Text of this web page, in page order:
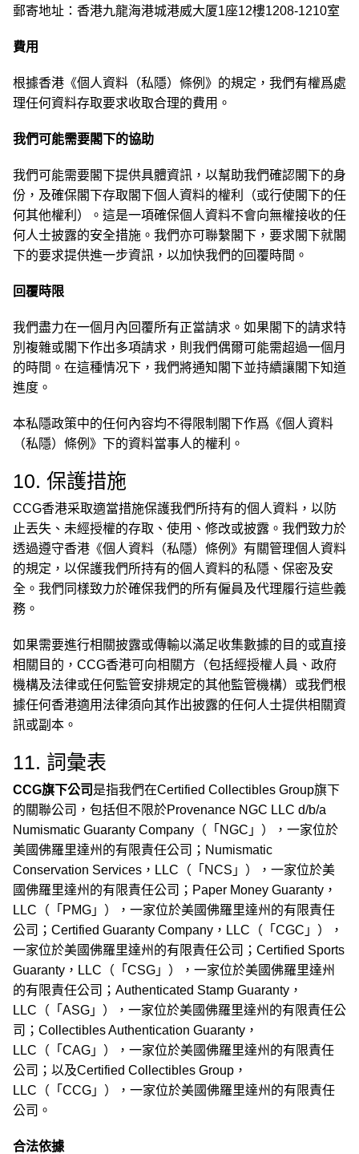
郵寄地址：香港九龍海港城港威大厦1座12樓1208-1210室
費用
根據香港《個人資料（私隱）條例》的規定，我們有權爲處
理任何資料存取要求收取合理的費用。
我們可能需要閣下的協助
我們可能需要閣下提供具體資訊，以幫助我們確認閣下的身
份，及確保閣下存取閣下個人資料的權利（或行使閣下的任
何其他權利）。這是一項確保個人資料不會向無權接收的任
何人士披露的安全措施。我們亦可聯繫閣下，要求閣下就閣
下的要求提供進一步資訊，以加快我們的回覆時間。
回覆時限
我們盡力在一個月內回覆所有正當請求。如果閣下的請求特
別複雜或閣下作出多項請求，則我們偶爾可能需超過一個月
的時間。在這種情况下，我們將通知閣下並持續讓閣下知道
進度。
本私隱政策中的任何內容均不得限制閣下作爲《個人資料
（私隱）條例》下的資料當事人的權利。
10. 保護措施
CCG香港采取適當措施保護我們所持有的個人資料，以防
止丟失、未經授權的存取、使用、修改或披露。我們致力於
透過遵守香港《個人資料（私隱）條例》有關管理個人資料
的規定，以保護我們所持有的個人資料的私隱、保密及安
全。我們同樣致力於確保我們的所有僱員及代理履行這些義
務。
如果需要進行相關披露或傳輸以滿足收集數據的目的或直接
相關目的，CCG香港可向相關方（包括經授權人員、政府
機構及法律或任何監管安排規定的其他監管機構）或我們根
據任何香港適用法律須向其作出披露的任何人士提供相關資
訊或副本。
11. 詞彙表
CCG旗下公司 是指我們在Certified Collectibles Group旗下
的關聯公司，包括但不限於Provenance NGC LLC d/b/a
Numismatic Guaranty Company（「NGC」），一家位於
美國佛羅里達州的有限責任公司；Numismatic
Conservation Services，LLC（「NCS」），一家位於美
國佛羅里達州的有限責任公司；Paper Money Guaranty，
LLC（「PMG」），一家位於美國佛羅里達州的有限責任
公司；Certified Guaranty Company，LLC（「CGC」），
一家位於美國佛羅里達州的有限責任公司；Certified Sports
Guaranty，LLC（「CSG」），一家位於美國佛羅里達州
的有限責任公司；Authenticated Stamp Guaranty，
LLC（「ASG」），一家位於美國佛羅里達州的有限責任公
司；Collectibles Authentication Guaranty，
LLC（「CAG」），一家位於美國佛羅里達州的有限責任
公司；以及Certified Collectibles Group，
LLC（「CCG」），一家位於美國佛羅里達州的有限責任
公司。
合法依據